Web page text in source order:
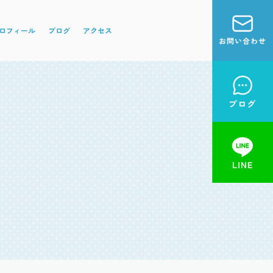
フィール ブログ アクセス